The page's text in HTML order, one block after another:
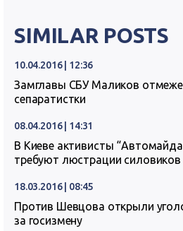
SIMILAR POSTS
10.04.2016 | 12:36
Замглавы СБУ Маликов
сепаратистки
08.04.2016 | 14:31
В Киеве активисты
требуют люстрации силовиков
18.03.2016 | 08:45
Против Шевцова открыли
за госизмену